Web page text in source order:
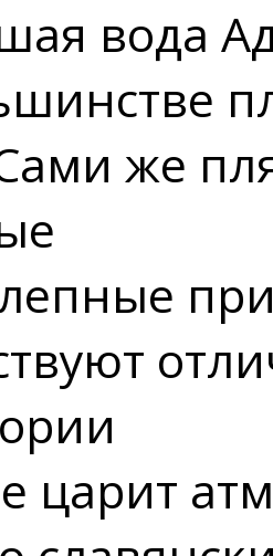
вода
же
царит